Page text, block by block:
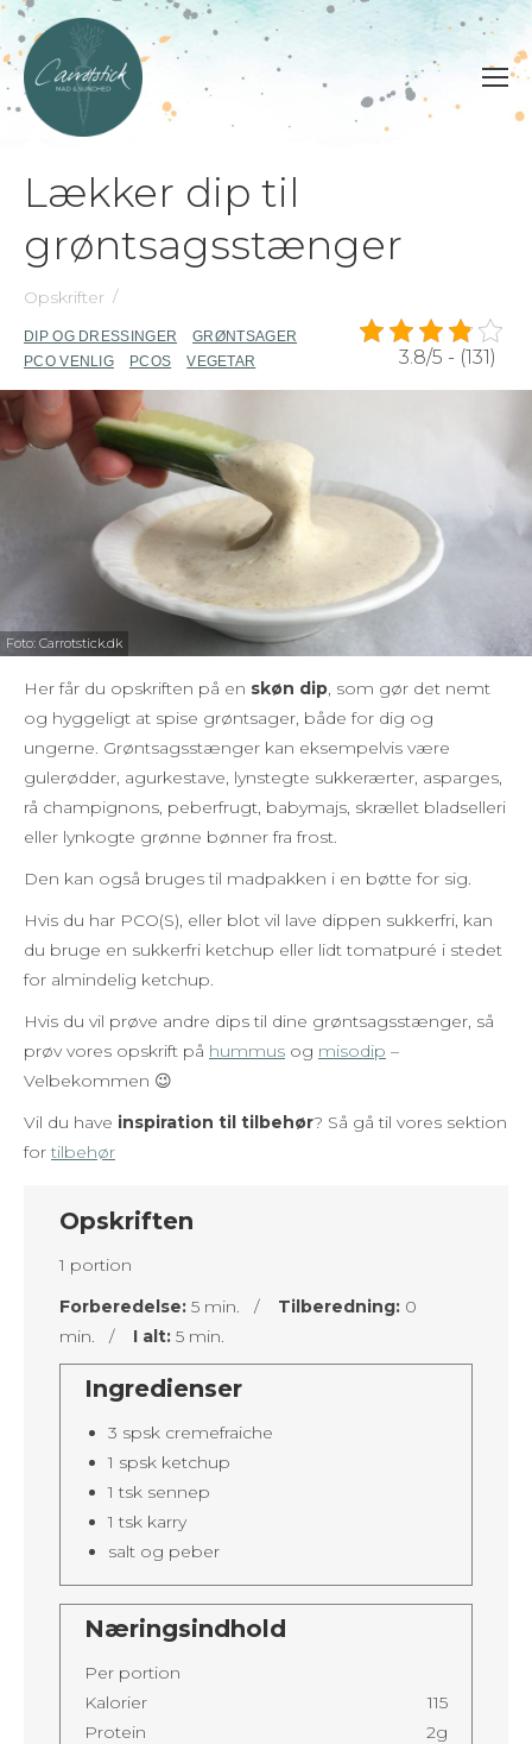
Lækker dip til
grøntsagsstænger
Opskrifter
DIP OG DRESSINGER
GRØNTSAGER
PCO VENLIG
PCOS VEGETAR 3.8/5 - (131)
Foto: Carrotstick.dk
Her får du opskriften på en skøn dip, som gør det nemt
og hyggeligt at spise grøntsager, både for dig og
ungerne. Grøntsagsstænger kan eksempelvis være
gulerødder, agurkestave, lynstegte sukkerærter, asparges,
rå champignons, peberfrugt, babymajs, skrællet bladselleri
eller lynkogte grønne bønner fra frost.
Den kan også bruges til madpakken i en bøtte for sig.
Hvis du har PCO(S), eller blot vil lave dippen sukkerfri, kan
du bruge en sukkerfri ketchup eller lidt tomatpuré i stedet
for almindelig ketchup.
Hvis du vil prøve andre dips til dine grøntsagsstænger, så
prøv vores opskrift på hummus og misodip –
Velbekommen 😉
Vil du have inspiration til tilbehør? Så gå til vores sektion
for tilbehør
Opskriften
1 portion
Forberedelse: 5 min. / Tilberedning: 0
min. / I alt: 5 min.
Ingredienser
3 spsk cremefraiche
1 spsk ketchup
1 tsk sennep
1 tsk karry
salt og peber
Næringsindhold
Per portion
Kalorier
115
Protein
2g